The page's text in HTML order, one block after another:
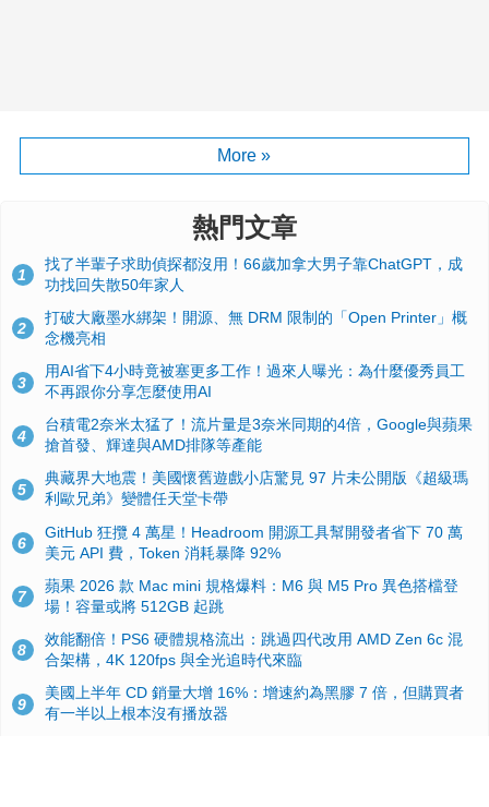
More »
熱門文章
1
找了半輩子求助偵探都沒用！66歲加拿大男子靠ChatGPT，成
功找回失散50年家人
2
打破大廠墨水綁架！開源、無 DRM 限制的「Open Printer」概
念機亮相
3
用AI省下4小時竟被塞更多工作！過來人曝光：為什麼優秀員工
不再跟你分享怎麼使用AI
4
台積電2奈米太猛了！流片量是3奈米同期的4倍，Google與蘋果
搶首發、輝達與AMD排隊等產能
5
典藏界大地震！美國懷舊遊戲小店驚見 97 片未公開版《超級瑪
利歐兄弟》變體任天堂卡帶
6
GitHub 狂攬 4 萬星！Headroom 開源工具幫開發者省下 70 萬
美元 API 費，Token 消耗暴降 92%
7
蘋果 2026 款 Mac mini 規格爆料：M6 與 M5 Pro 異色搭檔登
場！容量或將 512GB 起跳
8
效能翻倍！PS6 硬體規格流出：跳過四代改用 AMD Zen 6c 混
合架構，4K 120fps 與全光追時代來臨
9
美國上半年 CD 銷量大增 16%：增速約為黑膠 7 倍，但購買者
有一半以上根本沒有播放器